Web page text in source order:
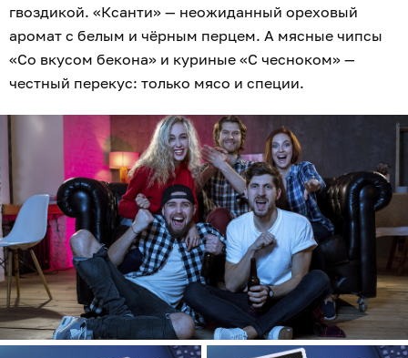
гвоздикой. «Ксанти» — неожиданный ореховый
аромат с белым и чёрным перцем. А мясные чипсы
«Со вкусом бекона» и куриные «С чесноком» —
честный перекус: только мясо и специи.